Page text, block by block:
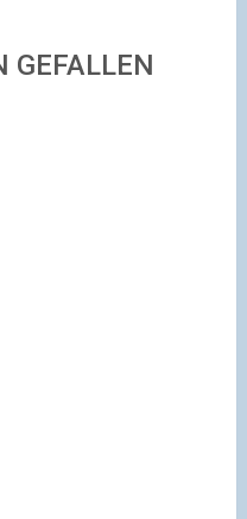
GEFALLEN